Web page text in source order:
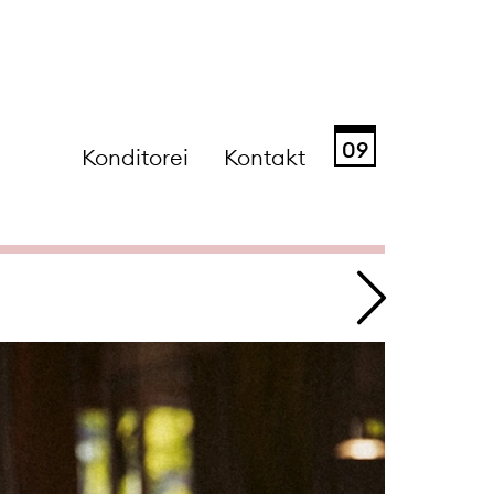
Konditorei Kontakt 09